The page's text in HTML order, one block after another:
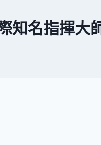
知名指揮大